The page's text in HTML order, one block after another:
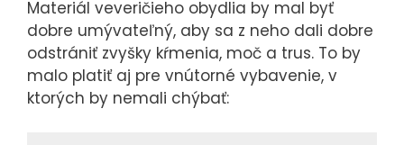
Materiál veveričieho obydlia by mal byť
dobre umývateľný, aby sa z neho dali dobre
odstrániť zvyšky kŕmenia, moč a trus. To by
malo platiť aj pre vnútorné vybavenie, v
ktorých by nemali chýbať: